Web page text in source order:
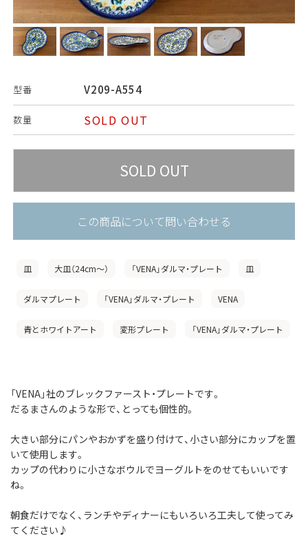
型番 V209-A554
数量 SOLD OUT
この商品について問い合わせる
皿 大皿（24cm〜） 「VENA」ダルマ・プレート 皿
ダルマプレート 「VENA」ダルマ・プレート VENA
青とホワイトアート 変形プレート 「VENA」ダルマ・プレート
「VENA」社のブレックファースト・プレートです。
だるまさんのような形で、とっても個性的。
大きい部分にパンやおかずを盛り付けて、小さい部分にカップを置
いて使用します。
カップの代わりに小さなボウルでヨーグルトをのせてもいいです
ね。
朝食だけでなく、ランチやディナーにもいろいろ工夫して使ってみ
てください♪